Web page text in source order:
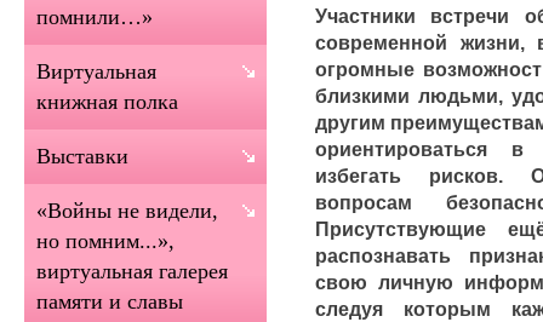
Участники встречи
современной жизни,
огромные
близкими людьми,
другим
ориентироваться в
избегать рисков.
вопросам
Присутствующие
распознавать
свою личную
следуя которым
помнили…»
Виртуальная
книжная полка
Выставки
«Войны не видели,
но помним...»,
виртуальная галерея
памяти и славы